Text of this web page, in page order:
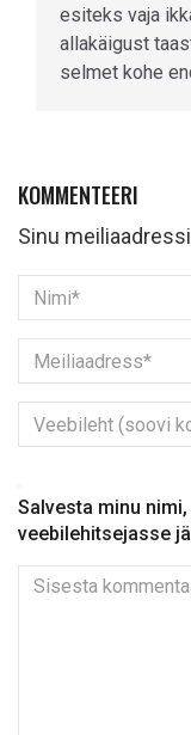
esiteks vaja
allakäigust
selmet kohe
KOMMENTEERI
Sinu
Salvesta minu
veebilehitsejasse